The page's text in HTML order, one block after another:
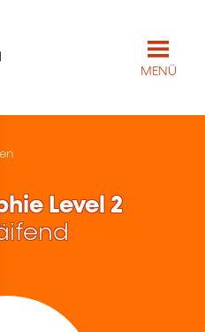
MENÜ
Level 2